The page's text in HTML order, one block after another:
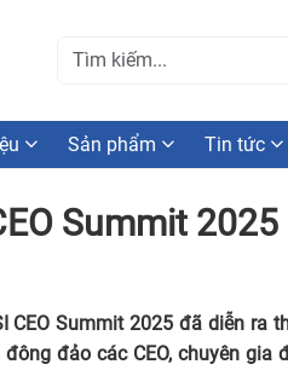
Sản phẩm Tin tức
Summit
CEO Summit 2025 đã diễn
đảo các CEO, chuyên